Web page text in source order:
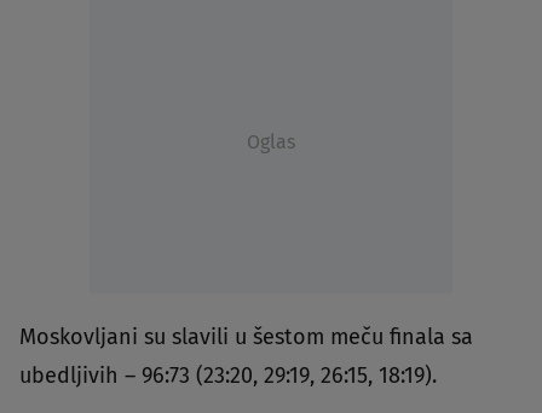
Oglas
Moskovljani su slavili u šestom meču finala sa
ubedljivih – 96:73 (23:20, 29:19, 26:15, 18:19).